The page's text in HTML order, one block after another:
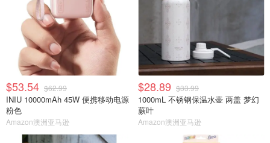
$53.54 $62.99
INIU 10000mAh 45W 便携移动电源
粉色
Amazon澳洲亚马逊
$28.89 $33.99
1000mL 不锈钢保温水壶 两盖 梦幻
蕨叶
Amazon澳洲亚马逊